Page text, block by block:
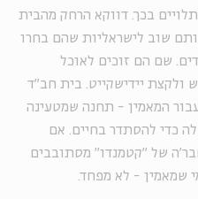
בכך. דווקא הרחק מהבית
שוב לישראליות שהם בחרו
שם הם זוכים לאוכל
ולקצת יידישקייט. בית חב"ד
המאמין - תחנה שמטעינה
כדי להסתדר בחיים. אם
של "קטמנדו" מסתובבים
שמאמין - לא מפחד.